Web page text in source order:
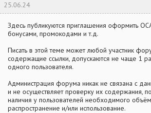
25.06.24
Здесь публикуются приглашения оформить
бонусами, промокодами и т.д.
Писать в этой теме может любой участник
содержащие ссылки, допускаются не чаще 1
одного пользователя.
Администрация форума никак не связана с
и не осуществляет проверку их содержания,
наличия у пользователей необходимого
распространение и/или использование.